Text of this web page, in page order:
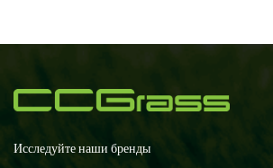
Исследуйте наши бренды